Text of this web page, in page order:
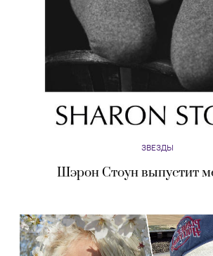
ЗВЕЗДЫ
Шэрон Стоун выпустит